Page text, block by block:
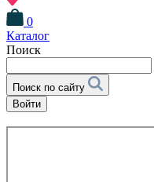
0
Каталог
Поиск
Поиск по сайту
Войти